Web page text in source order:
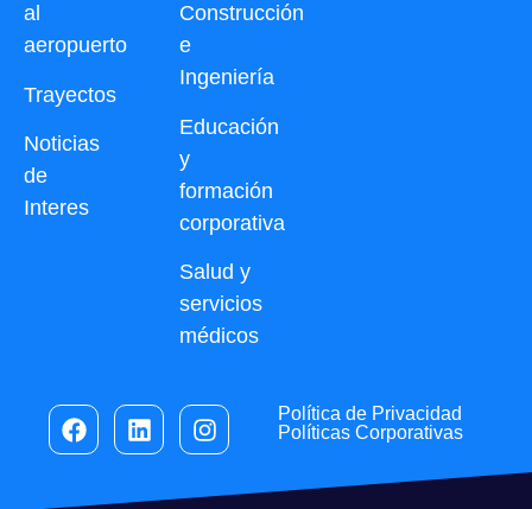
al
aeropuerto
Trayectos
Noticias
de
Interes
Construcción
e
Ingeniería
Educación
y
formación
corporativa
Salud y
servicios
médicos
Política de Privacidad
Políticas Corporativas